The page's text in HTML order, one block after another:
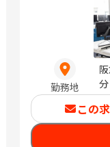
勤務地
分
この